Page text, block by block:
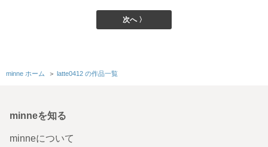
次へ 〉
minne ホーム ＞ latte0412 の作品一覧
minneを知る
minneについて